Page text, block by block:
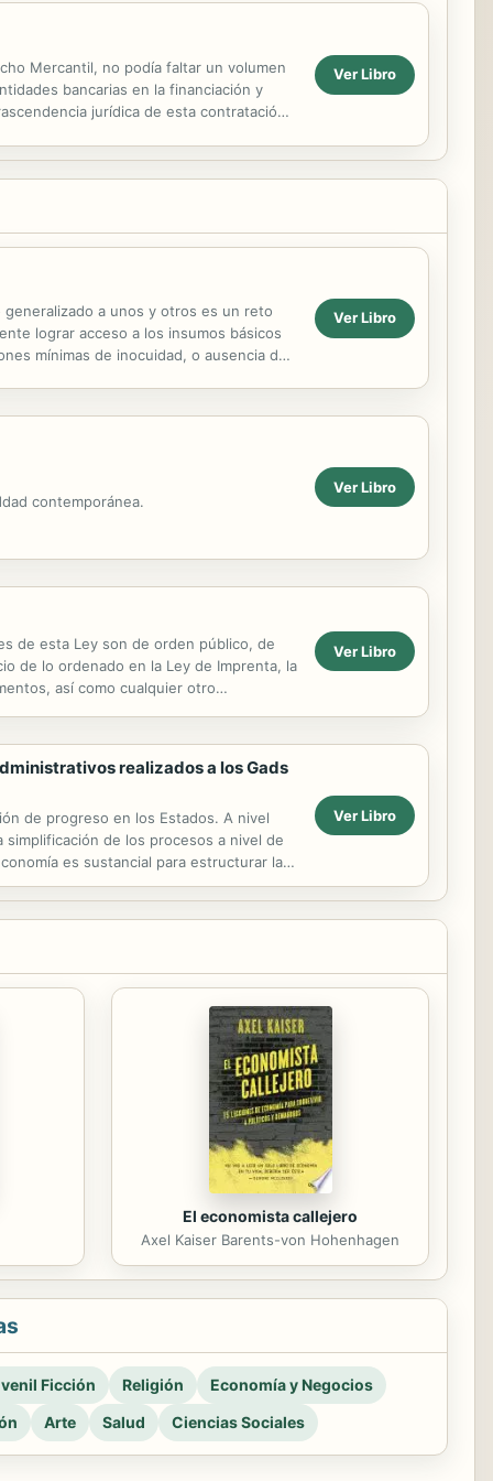
Mercantil, no podía faltar un volumen
bancarias en la financiación y
jurídica de esta contratación
Ver Libro
a unos y otros es un reto
lograr acceso a los insumos básicos
mínimas de inocuidad, o ausencia de
Ver Libro
contemporánea.
Ver Libro
de esta Ley son de orden público, de
de lo ordenado en la Ley de Imprenta, la
así como cualquier otro
Ver Libro
realizados a los Gads
de progreso en los Estados. A nivel
de los procesos a nivel de
es sustancial para estructurar las
Ver Libro
El economista callejero
Axel Kaiser Barents-von Hohenhagen
Ficción Religión
Economía y Negocios
Arte Salud Ciencias Sociales